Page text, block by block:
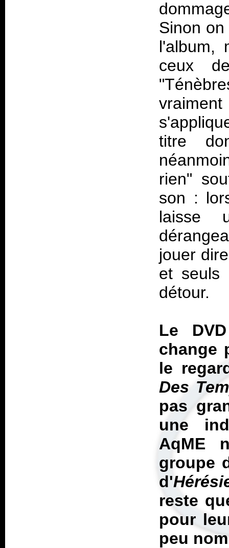
Sinon
l'album,
ceux
titre
rien"
son :
laisse
jouer
et seuls
détour.
Le
change
le
Des
pas
une
AqME
groupe
d'
reste
pour
peu